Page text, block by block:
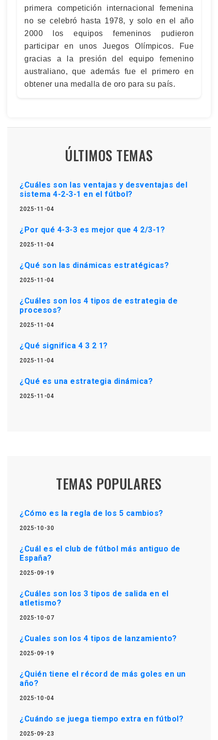
primera competición internacional femenina
no se celebró hasta 1978, y solo en el año
2000 los equipos femeninos pudieron
participar en unos Juegos Olímpicos. Fue
gracias a la presión del equipo femenino
australiano, que además fue el primero en
obtener una medalla de oro para su país.
ÚLTIMOS TEMAS
¿Cuáles son las ventajas y desventajas del
sistema 4-2-3-1 en el fútbol?
2025-11-04
¿Por qué 4-3-3 es mejor que 4 2/3-1?
2025-11-04
¿Qué son las dinámicas estratégicas?
2025-11-04
¿Cuáles son los 4 tipos de estrategia de
procesos?
2025-11-04
¿Qué significa 4 3 2 1?
2025-11-04
¿Qué es una estrategia dinámica?
2025-11-04
TEMAS POPULARES
¿Cómo es la regla de los 5 cambios?
2025-10-30
¿Cuál es el club de fútbol más antiguo de
España?
2025-09-19
¿Cuáles son los 3 tipos de salida en el
atletismo?
2025-10-07
¿Cuales son los 4 tipos de lanzamiento?
2025-09-19
¿Quién tiene el récord de más goles en un
año?
2025-10-04
¿Cuándo se juega tiempo extra en fútbol?
2025-09-23